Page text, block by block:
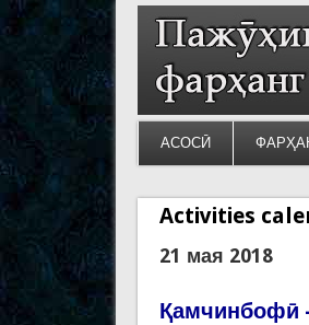
АСОСӢ
Activities
21 мая 2018
Қамчинбофӣ